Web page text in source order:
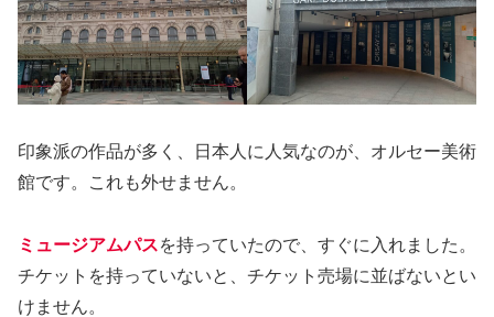
印象派の作品が多く、日本人に人気なのが、オルセー美術
館です。これも外せません。
ミュージアムパスを持っていたので、すぐに入れました。
チケットを持っていないと、チケット売場に並ばないとい
けません。